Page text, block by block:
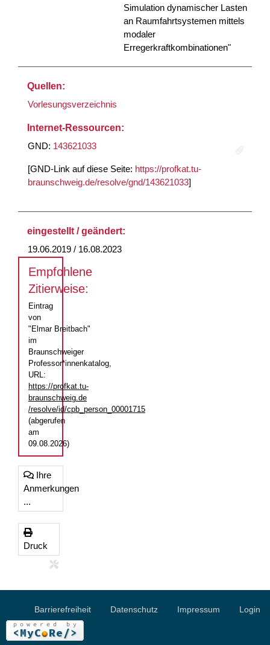
Simulation dynamischer Lasten
an Raumfahrtsystemen mittels
modaler
Erregerkraftkombinationen"
Quellen:
Vorlesungsverzeichnis
Internet-Ressourcen:
GND: 143621033
[GND-Link auf diese Seite: https://profkat.tu-
braunschweig.de/resolve/gnd/143621033]
eingestellt / geändert:
19.06.2019 / 16.08.2023
Empfohlene
Zitierweise:
Eintrag
von
"Elmar Breitbach"
im
Braunschweiger
Professor*innenkatalog,
URL:
https://profkat.tu-
braunschweig.de
/resolve/id/cpb_person_00001715
(abgerufen
am
09.08.2026)
Ihre
Anmerkungen
...
Druck
Barrierefreiheit Datenschutz Impressum Login